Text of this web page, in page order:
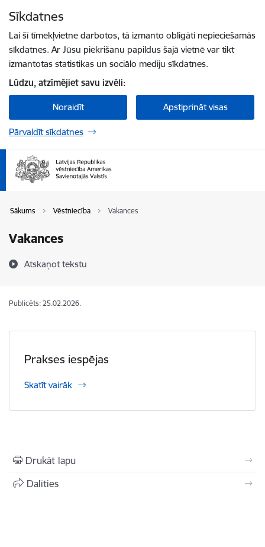
Sīkdatnes
Lai šī tīmekļvietne darbotos, tā izmanto obligāti nepieciešamās
sīkdatnes. Ar Jūsu piekrišanu papildus šajā vietnē var tikt
izmantotas statistikas un sociālo mediju sīkdatnes.
Lūdzu, atzīmējiet savu izvēli:
Noraidīt Apstiprināt visas
Pārvaldīt sīkdatnes
Sākums Vēstniecība Vakances
Vakances
Atskaņot tekstu
Publicēts: 25.02.2026.
Prakses iespējas
Skatīt vairāk
Drukāt lapu
Dalīties